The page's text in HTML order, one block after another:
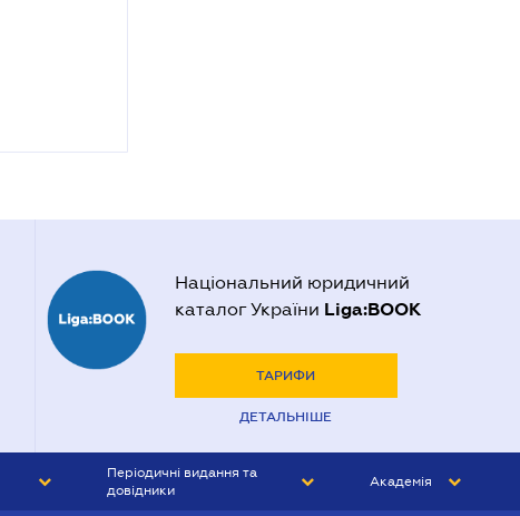
Національний юридичний
каталог України Liga:BOOK
ТАРИФИ
ДЕТАЛЬНІШЕ
Періодичні видання та
довідники
Академія